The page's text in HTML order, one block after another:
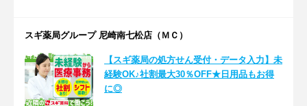
スギ薬局グループ 尼崎南七松店（ＭＣ）
【スギ薬局の処方せん受付・データ入力】未
経験OK♪社割最大30％OFF★日用品もお得
に◎